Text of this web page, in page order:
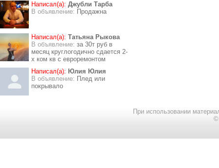
Написал(а): Джубли Тарба
В объявление: Продажна
Написал(а): Татьяна Рыкова
В объявление: за 30т руб в
месяц круглогодично сдается 2-
х ком кв с евроремонтом
Написал(а): Юлия Юлия
В объявление: Плед или
покрывало
При использовании